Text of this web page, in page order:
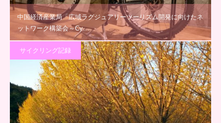
中国経済産業局「広域ラグジュアリーツーリズム開発に向けたネ
ットワーク構築会～Cy…
サイクリング記録